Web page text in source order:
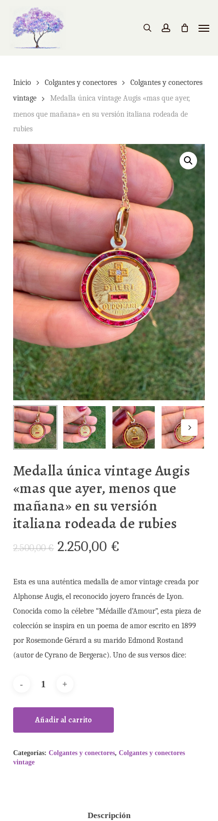
main
content
search account
Inicio Colgantes y conectores
Colgantes y conectores
vintage
Medalla única vintage Augis «mas que ayer,
menos que mañana» en su versión italiana rodeada de
rubies
Medalla única vintage Augis
«mas que ayer, menos que
mañana» en su versión
italiana rodeada de rubies
2.500,00€ El
original
era:
2.500,00 €.
2.250,00 €
actual
es:
2.250,00 €.
Esta es una auténtica medalla de amor vintage creada por
Alphonse Augis, el reconocido joyero francés de Lyon.
Conocida como la célebre “Médaille d’Amour”, esta pieza de
colección se inspira en un poema de amor escrito en 1899
por Rosemonde Gérard a su marido Edmond Rostand
(autor de Cyrano de Bergerac). Uno de sus versos dice:
Añadir al carrito
Categorías: Colgantes y conectores, Colgantes y conectores
vintage
Descripción